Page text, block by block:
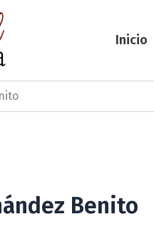
Inicio
Benito